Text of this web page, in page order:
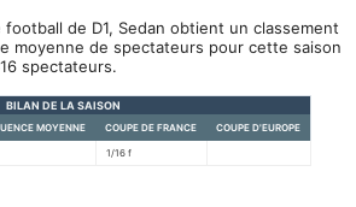
football de D1, Sedan obtient un classement
moyenne de spectateurs pour cette saison
spectateurs.
BILAN DE LA SAISON
MOYENNE COUPE DE FRANCE COUPE D'EUROPE
1/16 f